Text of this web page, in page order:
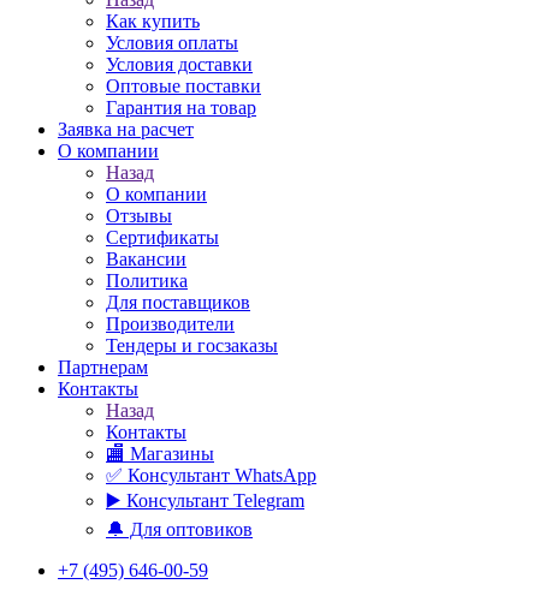
Как купить
Условия оплаты
Условия доставки
Оптовые поставки
Гарантия на товар
Заявка на расчет
О компании
Назад
О компании
Отзывы
Сертификаты
Вакансии
Политика
Для поставщиков
Производители
Тендеры и госзаказы
Партнерам
Контакты
Назад
Контакты
🏬 Магазины
✅️ Консультант WhatsApp
▶️ Консультант Telegram
🔔 Для оптовиков
+7 (495) 646-00-59